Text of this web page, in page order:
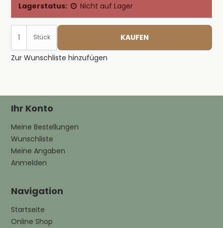
Lagerstatus:
Nicht auf Lager
Stück KAUFEN
Zur Wunschliste hinzufügen
Ihr Konto
Meine Bestellungen
Wunschliste
Meine Angaben
Anmelden
Navigation
Startseite
Online Shop